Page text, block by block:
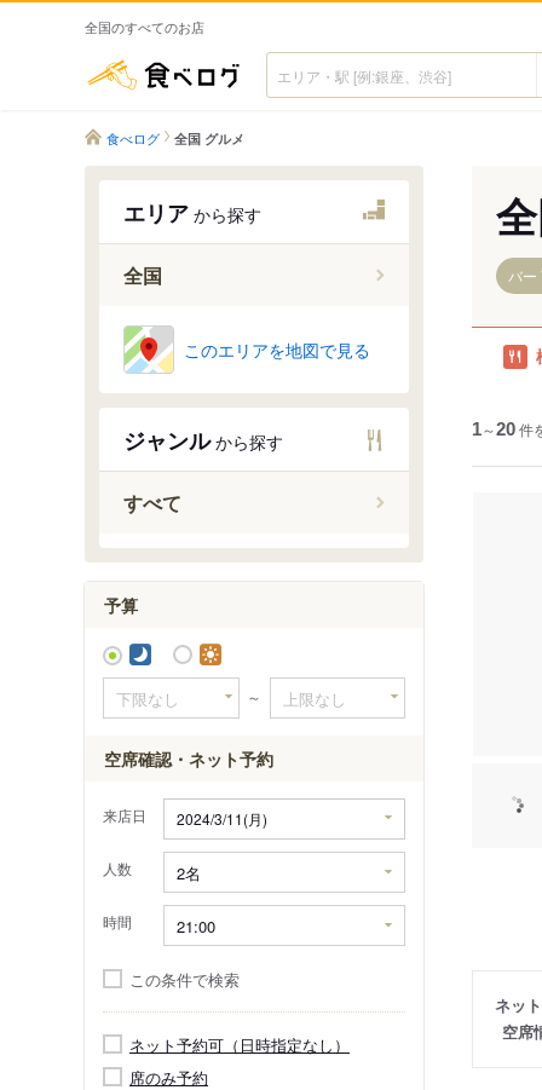
全国のすべてのお店
食べログ
食べログ 全国 グルメ
エリア から探す
全国
このエリアを地図で見る
ジャンルから探す
すべて
予算
～
空席確認・ネット予約
来店日
人数
時間
この条件で検索
ネット予約可（日時指定なし）
席のみ予約
バー
1～20件
ネッ
空席